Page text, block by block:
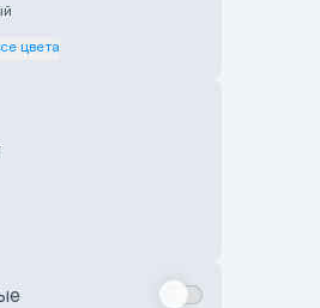
цвета